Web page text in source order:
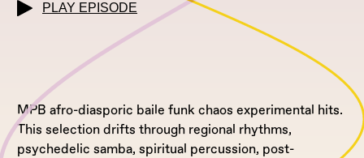
PLAY EPISODE
MPB afro-diasporic baile funk chaos experimental hits.
This selection drifts through regional rhythms,
psychedelic samba, spiritual percussion, post-